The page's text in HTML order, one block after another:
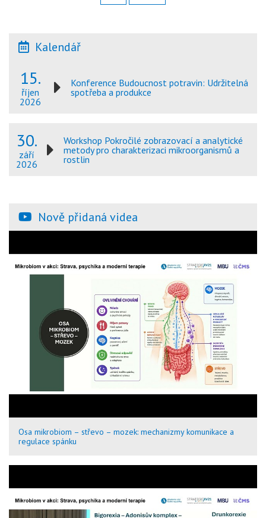
Kalendář
15.
říjen
2026
Konference Budoucnost potravin: Udržitelná
spotřeba a produkce
30.
září
2026
Workshop Pokročilé zobrazovací a analytické
metody pro charakterizaci mikroorganismů a
rostlin
Nově přidaná videa
Osa mikrobiom – střevo – mozek: mechanizmy komunikace a
regulace spánku